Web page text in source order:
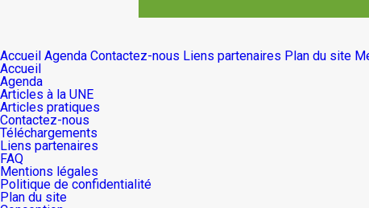
Accueil Agenda Contactez-nous Liens partenaires Plan du site
Accueil
Agenda
Articles à la UNE
Articles pratiques
Contactez-nous
Téléchargements
Liens partenaires
FAQ
Mentions légales
Politique de confidentialité
Plan du site